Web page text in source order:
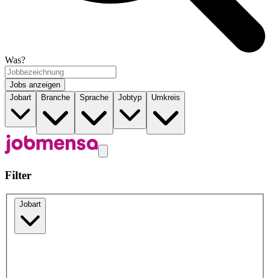
Was?
Jobs anzeigen
Jobart
Branche Sprache Jobtyp Umkreis
Filter
Jobart